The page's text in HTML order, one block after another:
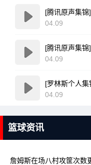
04.09
04.09
04.09
篮球资讯